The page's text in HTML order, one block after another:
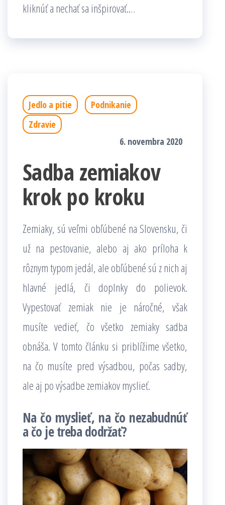
kliknúť a nechať sa inšpirovať.…
Jedlo a pitie
Podnikanie
Zdravie
6. novembra 2020
Sadba zemiakov
krok po kroku
Zemiaky, sú veľmi obľúbené na Slovensku, či
už na pestovanie, alebo aj ako príloha k
rôznym typom jedál, ale obľúbené sú z nich aj
hlavné jedlá, či doplnky do polievok.
Vypestovať zemiak nie je náročné, však
musíte vedieť, čo všetko zemiaky sadba
obnáša. V tomto článku si priblížime všetko,
na čo musíte pred výsadbou, počas sadby,
ale aj po výsadbe zemiakov myslieť.
Na čo myslieť, na čo nezabudnúť
a čo je treba dodržať?